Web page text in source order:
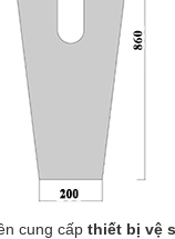
cung cấp thiết bị vệ